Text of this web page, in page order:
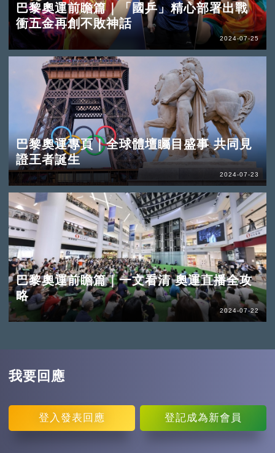
巴黎奧運前瞻篇｜「國乒」精心部署出戰
衝五金再創不敗神話
2024-07-25
巴黎奧運專頁｜全球體壇矚目盛事 共同見
證王者誕生
2024-07-23
巴黎奧運前瞻篇｜一文看清 奧運直播全攻
略
2024-07-22
我要回應
登入 發表回應 登記成為新會員